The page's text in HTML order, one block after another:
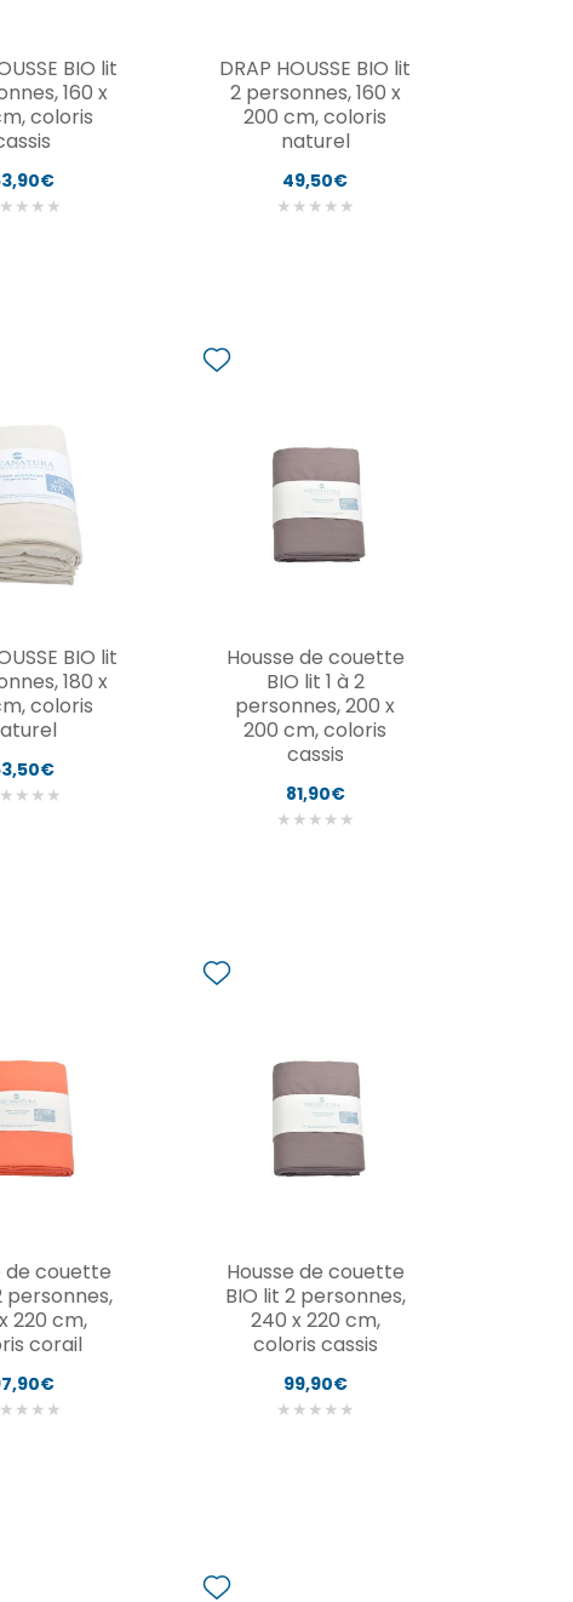
BIO lit
160 x
coloris
★ ★ ★ ★
DRAP HOUSSE BIO lit
2 personnes, 160 x
200 cm, coloris
naturel
49,50€
★ ★ ★ ★ ★
BIO lit
180 x
coloris
★ ★ ★ ★
Housse de couette
BIO lit 1 à 2
personnes, 200 x
200 cm, coloris
cassis
81,90€
★ ★ ★ ★ ★
de couette
personnes,
220 cm,
corail
★ ★ ★ ★
Housse de couette
BIO lit 2 personnes,
240 x 220 cm,
coloris cassis
99,90€
★ ★ ★ ★ ★